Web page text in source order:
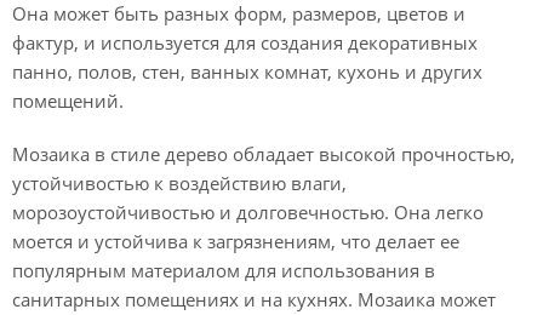
Она может быть разных форм, размеров, цветов и
фактур, и используется для создания декоративных
панно, полов, стен, ванных комнат, кухонь и других
помещений.
Мозаика в стиле дерево обладает высокой прочностью,
устойчивостью к воздействию влаги,
морозоустойчивостью и долговечностью. Она легко
моется и устойчива к загрязнениям, что делает ее
популярным материалом для использования в
санитарных помещениях и на кухнях. Мозаика может